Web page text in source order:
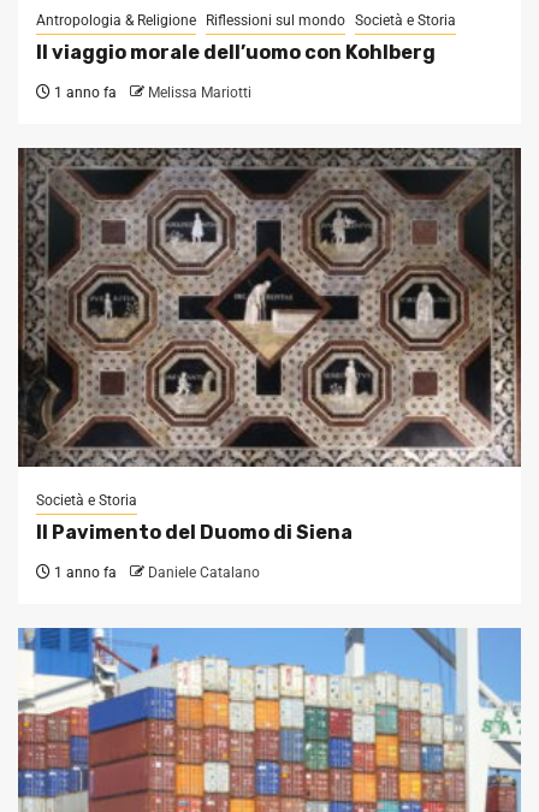
Antropologia & Religione Riflessioni sul mondo Società e Storia
Il viaggio morale dell’uomo con Kohlberg
1 anno fa Melissa Mariotti
Società e Storia
Il Pavimento del Duomo di Siena
1 anno fa Daniele Catalano